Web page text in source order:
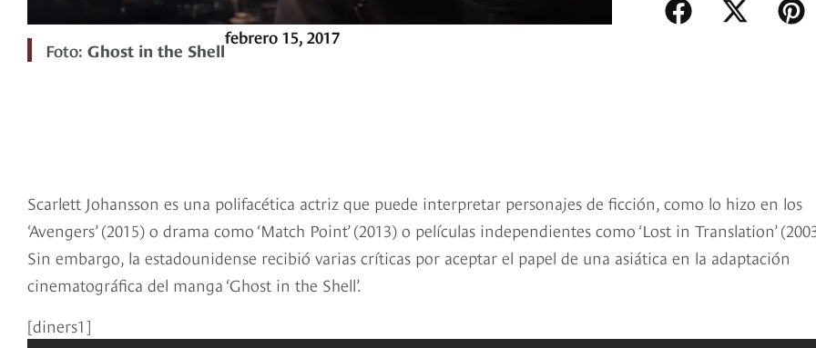
Foto: Ghost in the Shell
febrero 15, 2017
Scarlett Johansson es una polifacética actriz que puede interpretar personajes de ficción, como lo hizo en los
‘Avengers’ (2015) o drama como ‘Match Point’ (2013) o películas independientes como ‘Lost in Translation’
Sin embargo, la estadounidense recibió varias críticas por aceptar el papel de una asiática en la adaptación
cinematográfica del manga ‘Ghost in the Shell’.
[diners1]